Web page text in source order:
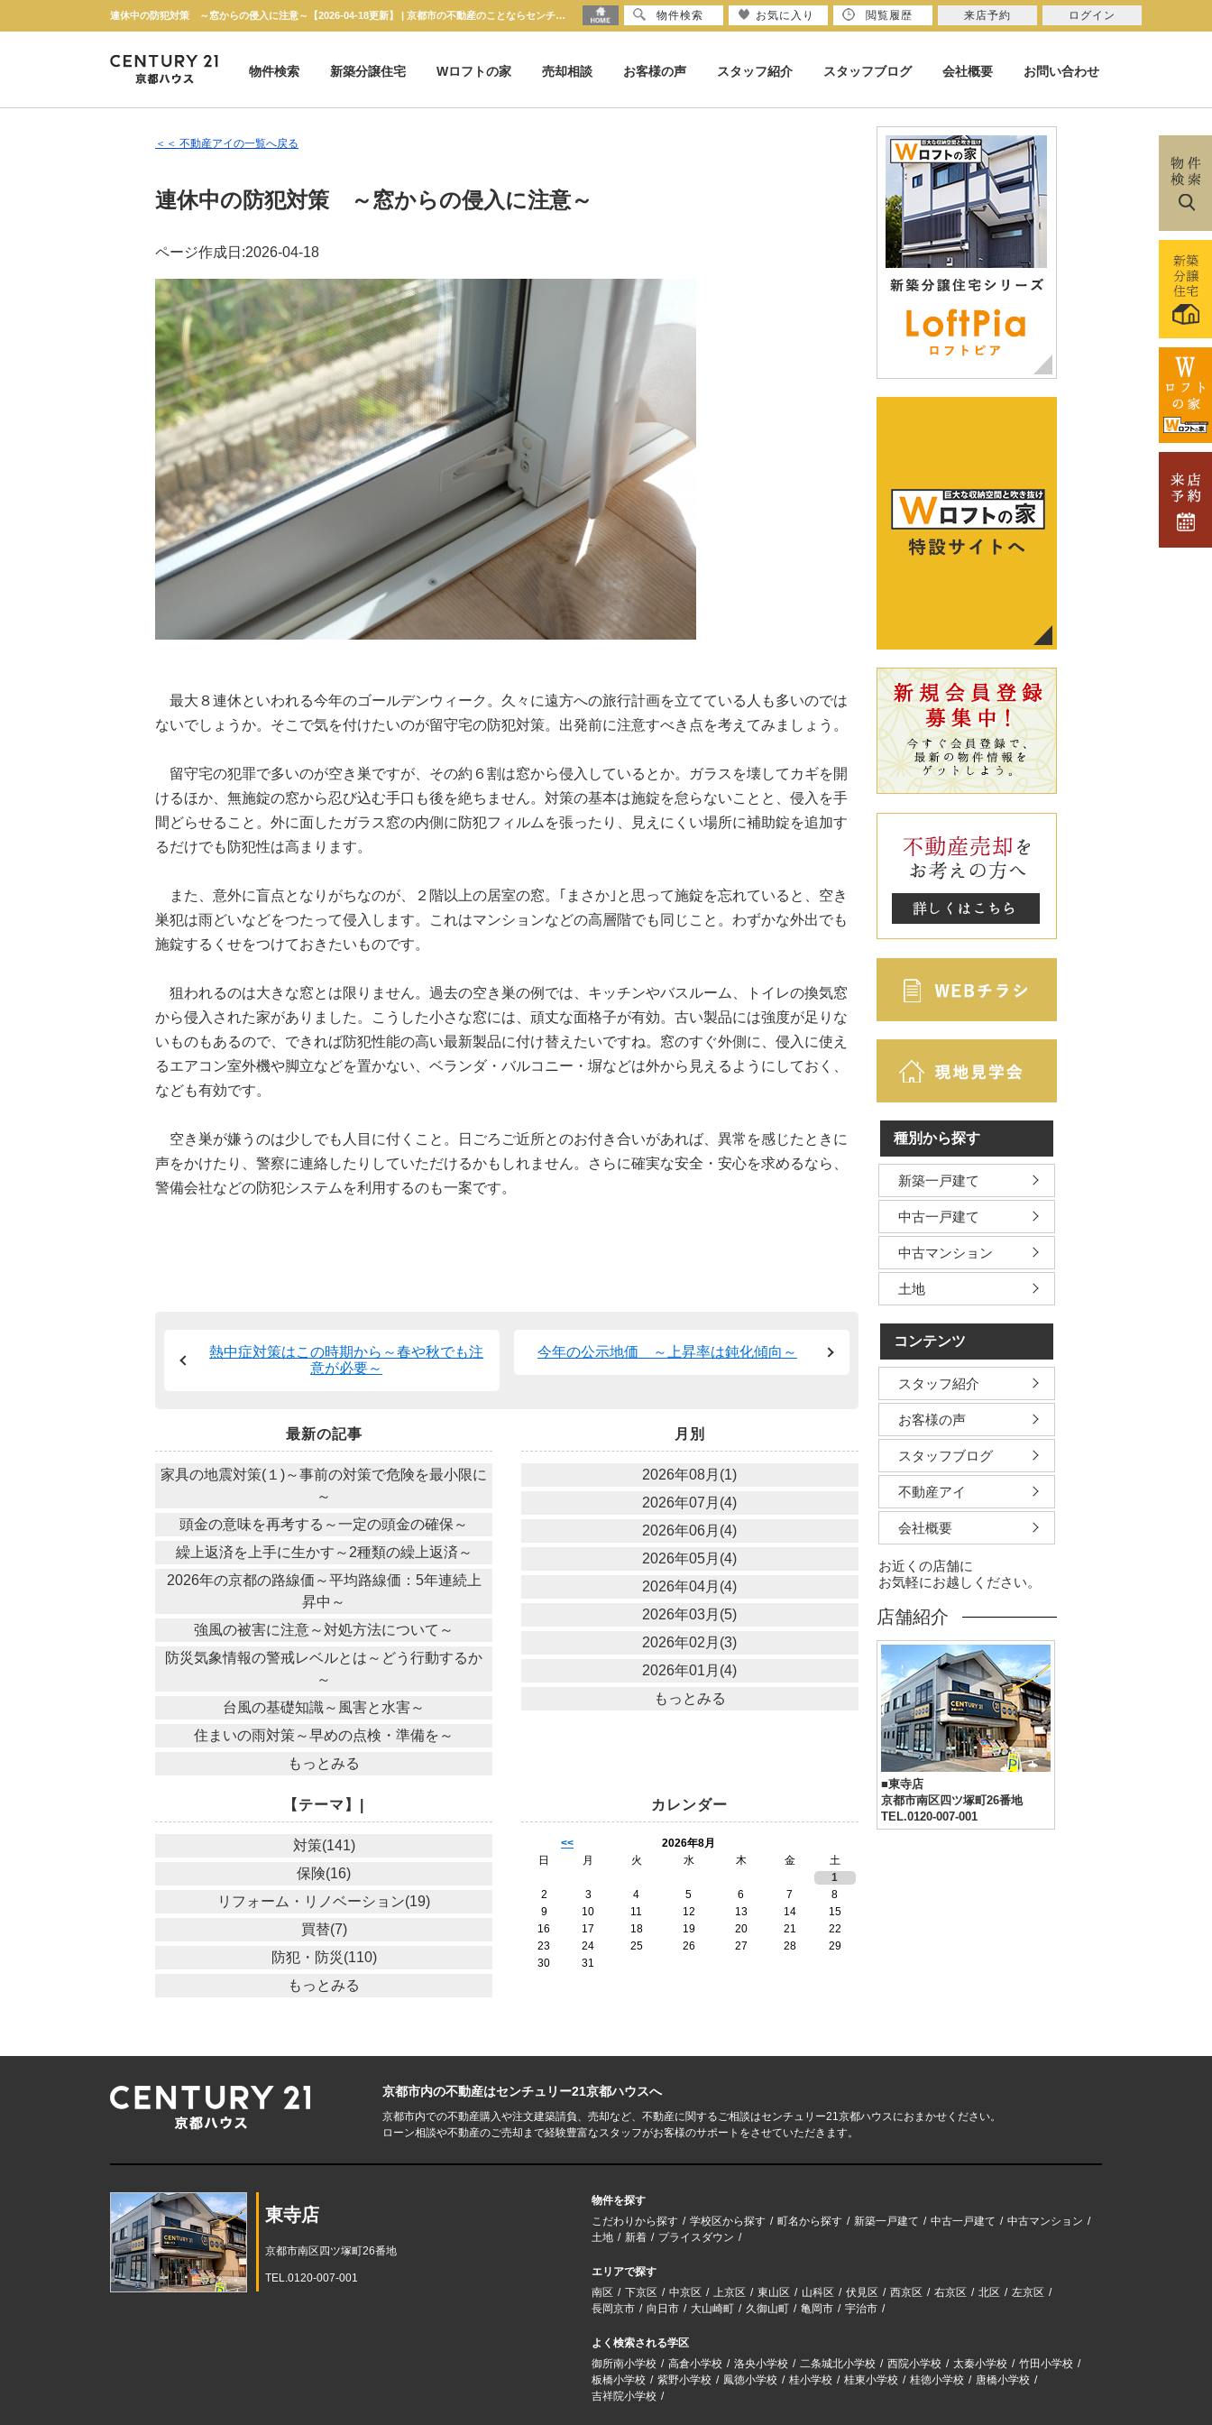
連休中の防犯対策 ～窓からの侵入に注意～【2026-04-18更新】 | 京都市の不動産のことならセンチュリー21京都ハウス
物件検索
新築分譲住宅 Wロフトの家 売却相談 お客様の声 スタッフ紹介 スタッフブログ 会社概要 お問い合わせ
＜＜ 不動産アイの一覧へ戻る
連休中の防犯対策 ～窓からの侵入に注意～
ページ作成日:2026-04-18
最大８連休といわれる今年のゴールデンウィーク。久々に遠方への旅行計画を立てている人も多いのでは
ないでしょうか。そこで気を付けたいのが留守宅の防犯対策。出発前に注意すべき点を考えてみましょう。
留守宅の犯罪で多いのが空き巣ですが、その約６割は窓から侵入しているとか。ガラスを壊してカギを開
けるほか、無施錠の窓から忍び込む手口も後を絶ちません。対策の基本は施錠を怠らないことと、侵入を手
間どらせること。外に面したガラス窓の内側に防犯フィルムを張ったり、見えにくい場所に補助錠を追加す
るだけでも防犯性は高まります。
また、意外に盲点となりがちなのが、２階以上の居室の窓。｢まさか｣と思って施錠を忘れていると、空き
巣犯は雨どいなどをつたって侵入します。これはマンションなどの高層階でも同じこと。わずかな外出でも
施錠するくせをつけておきたいものです。
狙われるのは大きな窓とは限りません。過去の空き巣の例では、キッチンやバスルーム、トイレの換気窓
から侵入された家がありました。こうした小さな窓には、頑丈な面格子が有効。古い製品には強度が足りな
いものもあるので、できれば防犯性能の高い最新製品に付け替えたいですね。窓のすぐ外側に、侵入に使え
るエアコン室外機や脚立などを置かない、ベランダ・バルコニー・塀などは外から見えるようにしておく、
なども有効です。
空き巣が嫌うのは少しでも人目に付くこと。日ごろご近所とのお付き合いがあれば、異常を感じたときに
声をかけたり、警察に連絡したりしていただけるかもしれません。さらに確実な安全・安心を求めるなら、
警備会社などの防犯システムを利用するのも一案です。
熱中症対策はこの時期から～春や秋でも注
意が必要～
今年の公示地価 ～上昇率は鈍化傾向～
最新の記事
家具の地震対策(１)～事前の対策で危険を最小限に
～
頭金の意味を再考する～一定の頭金の確保～
繰上返済を上手に生かす～2種類の繰上返済～
2026年の京都の路線価～平均路線価：5年連続上
昇中～
強風の被害に注意～対処方法について～
防災気象情報の警戒レベルとは～どう行動するか
～
台風の基礎知識～風害と水害～
住まいの雨対策～早めの点検・準備を～
もっとみる
月別
2026年08月(1)
2026年07月(4)
2026年06月(4)
2026年05月(4)
2026年04月(4)
2026年03月(5)
2026年02月(3)
2026年01月(4)
もっとみる
【テーマ】|
対策(141)
保険(16)
リフォーム・リノベーション(19)
買替(7)
防犯・防災(110)
もっとみる
カレンダー
<<
2026年8月
日
月 火 水 木 金
土
1
2
3 4 5 6 7
8
9
10 11 12 13 14
15
16
17 18 19 20 21
22
23
24 25 26 27 28
29
30
31
種別から探す
新築一戸建て
中古一戸建て
中古マンション
土地
コンテンツ
スタッフ紹介
お客様の声
スタッフブログ
不動産アイ
会社概要
お近くの店舗に
お気軽にお越しください。
店舗紹介
■東寺店
京都市南区四ツ塚町26番地
TEL.0120-007-001
京都市内の不動産はセンチュリー21京都ハウスへ
京都市内での不動産購入や注文建築請負、売却など、不動産に関するご相談はセンチュリー21京都ハウスにおまかせください。
ローン相談や不動産のご売却まで経験豊富なスタッフがお客様のサポートをさせていただきます。
東寺店
京都市南区四ツ塚町26番地
TEL.0120-007-001
物件を探す
こだわりから探す
学校区から探す 町名から探す 新築一戸建て 中古一戸建て
中古マンション
土地
新着 プライスダウン
エリアで探す
南区
下京区 中京区 上京区 東山区 山科区 伏見区 西京区 右京区 北区
左京区
長岡京市
向日市 大山崎町 久御山町 亀岡市 宇治市
よく検索される学区
御所南小学校
高倉小学校 洛央小学校 二条城北小学校 西院小学校 太秦小学校
竹田小学校
板橋小学校
紫野小学校 鳳徳小学校 桂小学校 桂東小学校 桂徳小学校
唐橋小学校
吉祥院小学校
物件検索 お気に入り 閲覧履歴 来店予約 ログイン